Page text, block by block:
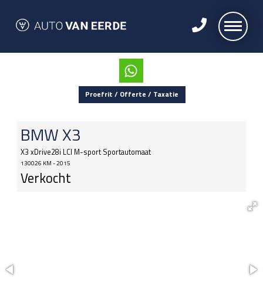
Proefrit / Offerte / Taxatie
BMWX3
X3 xDrive28i LCI M-sport Sportautomaat
130026 KM - 2015
Verkocht